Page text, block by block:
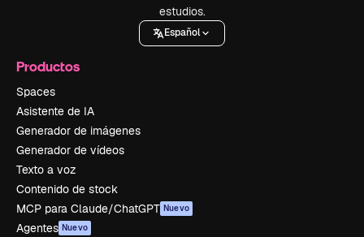
estudios.
Español
Productos
Spaces
Asistente de IA
Generador de imágenes
Generador de vídeos
Texto a voz
Contenido de stock
MCP para Claude/ChatGPT Nuevo
Agentes Nuevo